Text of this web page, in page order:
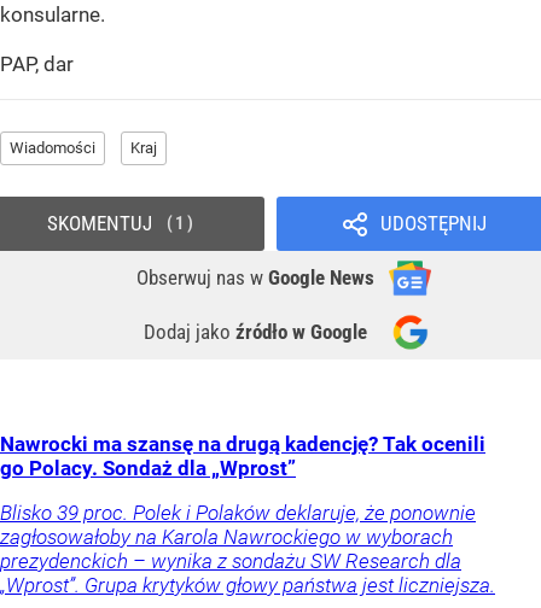
konsularne.
PAP, dar
Wiadomości Kraj
UDOSTĘPNIJ
Obserwuj nas w Google News
Dodaj jako źródło w Google
SKOMENTUJ 1
Nawrocki ma szansę na drugą kadencję? Tak ocenili
go Polacy. Sondaż dla „Wprost”
Blisko 39 proc. Polek i Polaków deklaruje, że ponownie
zagłosowałoby na Karola Nawrockiego w wyborach
prezydenckich – wynika z sondażu SW Research dla
„Wprost”. Grupa krytyków głowy państwa jest liczniejsza.